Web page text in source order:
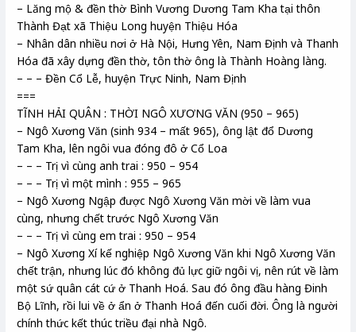
– Lăng mộ & đền thờ Bình Vương Dương Tam Kha tại thôn
Thành Đạt xã Thiệu Long huyện Thiệu Hóa
– Nhân dân nhiều nơi ở Hà Nội, Hưng Yên, Nam Định và Thanh
Hóa đã xây dựng đền thờ, tôn thờ ông là Thành Hoàng làng.
– – – Đền Cổ Lễ, huyện Trực Ninh, Nam Định
===
TĨNH HẢI QUÂN : THỜI NGÔ XƯƠNG VĂN (950 – 965)
– Ngô Xương Văn (sinh 934 – mất 965), ông lật đổ Dương
Tam Kha, lên ngôi vua đóng đô ở Cổ Loa
– – – Trị vì cùng anh trai : 950 – 954
– – – Trị vì một mình : 955 – 965
– Ngô Xương Ngập được Ngô Xương Văn mời về làm vua
cùng, nhưng chết trước Ngô Xương Văn
– – – Trị vì cùng em trai : 950 – 954
– Ngô Xương Xí kế nghiệp Ngô Xương Văn khi Ngô Xương Văn
chết trận, nhưng lúc đó không đủ lực giữ ngôi vị, nên rút về làm
một sứ quân cát cứ ở Thanh Hoá. Sau đó ông đầu hàng Đinh
Bộ Lĩnh, rồi lui về ở ẩn ở Thanh Hoá đến cuối đời. Ông là người
chính thức kết thúc triều đại nhà Ngô.